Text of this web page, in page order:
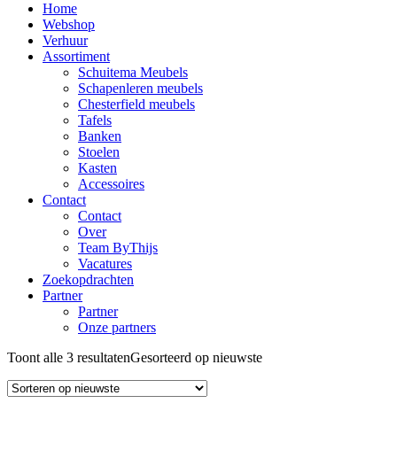
Home
Webshop
Verhuur
Assortiment
Schuitema Meubels
Schapenleren meubels
Chesterfield meubels
Tafels
Banken
Stoelen
Kasten
Accessoires
Contact
Contact
Over
Team ByThijs
Vacatures
Zoekopdrachten
Partner
Partner
Onze partners
Toont alle 3 resultatenGesorteerd op nieuwste